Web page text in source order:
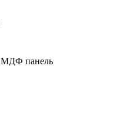
МДФ панель